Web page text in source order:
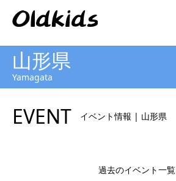
山形県
Yamagata
EVENT イベント情報 | 山形県
過去のイベント一覧